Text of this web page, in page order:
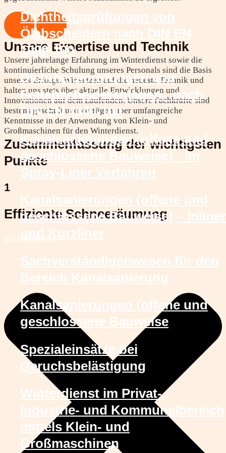
Dichtheitsprüfungen von
Ölabscheidern nach DIN EN
1999-100
Dichtheitsprüfungen von
Fettabscheideranlagen nach
DIN EN 4040-100
Kanalsanierungen (offene und
geschlossene Bauweise) im
Spray-Liner Verfahren
Kanalsanierungen (offene und
geschlossene Bauweise) – Inliner
und Kurzliner
Sachverständigenwesen für den
Bereich Kanalsanierung
Kanalsanierungen (offene und
geschlossene Bauweise
Spezialeinsätze bei
Geruchsbelästigung
Winterdienst im Privat-,
Industrie- und Kommunalbereich
mittels Klein- und
Großmaschinen
Unsere Expertise und Technik
Unsere jahrelange Erfahrung im Winterdienst sowie die
kontinuierliche Schulung unseres Personals sind die Basis
unseres Erfolgs. Wir setzen auf die neueste Technik und
halten uns stets über aktuelle Entwicklungen und
Innovationen auf dem Laufenden. Unsere Fachkräfte sind
bestens geschult und verfügen über umfangreiche
Kenntnisse in der Anwendung von Klein- und
Großmaschinen für den Winterdienst.
Zusammenfassung der wichtigsten
Punkte
1
Effiziente Schneeräumung
mehr erfahren